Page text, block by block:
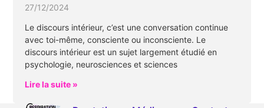
27/12/2024
Le discours intérieur, c’est une conversation continue
avec toi-même, consciente ou inconsciente. Le
discours intérieur est un sujet largement étudié en
psychologie, neurosciences et sciences
Lire la suite »